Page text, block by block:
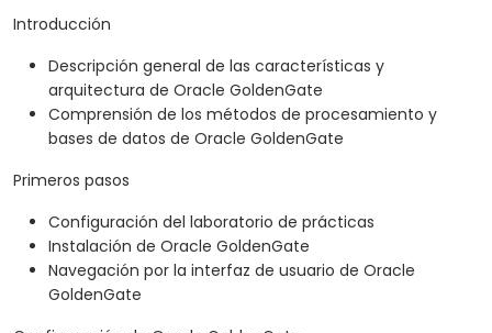
Introducción
Descripción general de las características y
arquitectura de Oracle GoldenGate
Comprensión de los métodos de procesamiento y
bases de datos de Oracle GoldenGate
Primeros pasos
Configuración del laboratorio de prácticas
Instalación de Oracle GoldenGate
Navegación por la interfaz de usuario de Oracle
GoldenGate